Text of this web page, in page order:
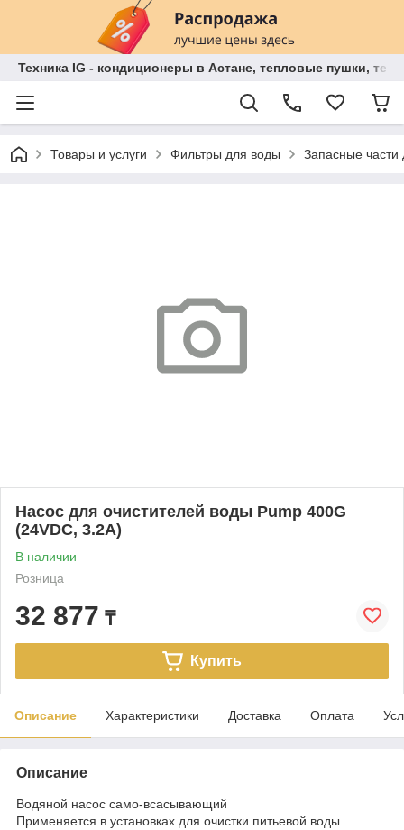
Техника IG - кондиционеры в Астане, тепловые пушки,
Товары и услуги Фильтры для воды Запасные части
Насос для очистителей воды Pump 400G
(24VDC, 3.2A)
В наличии
Розница
32 877 ₸
Купить
Описание Характеристики Доставка Оплата
Описание
Водяной насос само-всасывающий
Применяется в установках для очистки питьевой воды.